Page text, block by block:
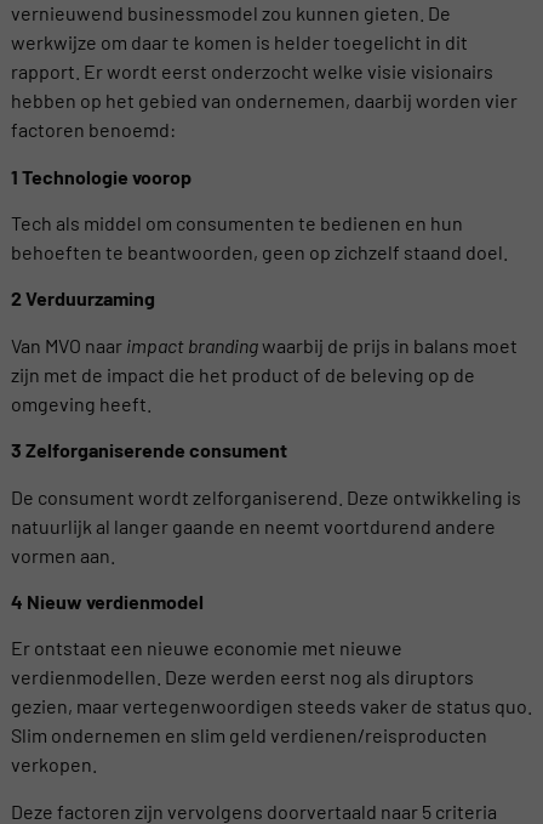
vernieuwend businessmodel zou kunnen gieten. De
werkwijze om daar te komen is helder toegelicht in dit
rapport. Er wordt eerst onderzocht welke visie visionairs
hebben op het gebied van ondernemen, daarbij worden vier
factoren benoemd:
1 Technologie voorop
Tech als middel om consumenten te bedienen en hun
behoeften te beantwoorden, geen op zichzelf staand doel.
2 Verduurzaming
Van MVO naar impact brandingwaarbij de prijs in balans moet
zijn met de impact die het product of de beleving op de
omgeving heeft.
3 Zelforganiserende consument
De consument wordt zelforganiserend. Deze ontwikkeling is
natuurlijk al langer gaande en neemt voortdurend andere
vormen aan.
4 Nieuw verdienmodel
Er ontstaat een nieuwe economie met nieuwe
verdienmodellen. Deze werden eerst nog als diruptors
gezien, maar vertegenwoordigen steeds vaker de status quo.
Slim ondernemen en slim geld verdienen/reisproducten
verkopen.
Deze factoren zijn vervolgens doorvertaald naar 5 criteria